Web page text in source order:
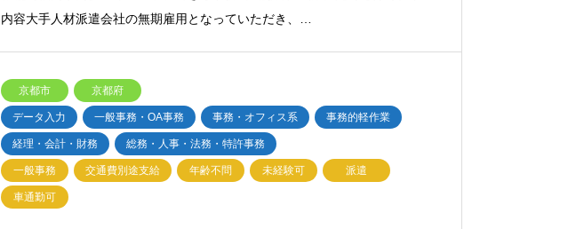
内容大手人材派遣会社の無期雇用となっていただき、…
京都市 京都府
データ入力 一般事務・OA事務 事務・オフィス系 事務的軽作業
経理・会計・財務 総務・人事・法務・特許事務
一般事務 交通費別途支給 年齢不問 未経験可 派遣
車通勤可